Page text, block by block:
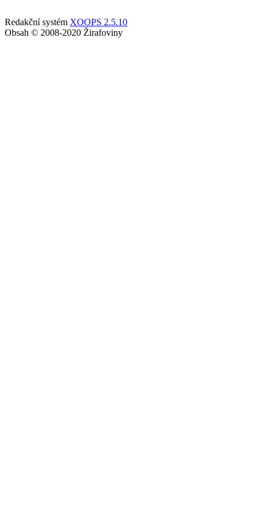
Redakční systém XOOPS 2.5.10
Obsah © 2008-2020 Žirafoviny